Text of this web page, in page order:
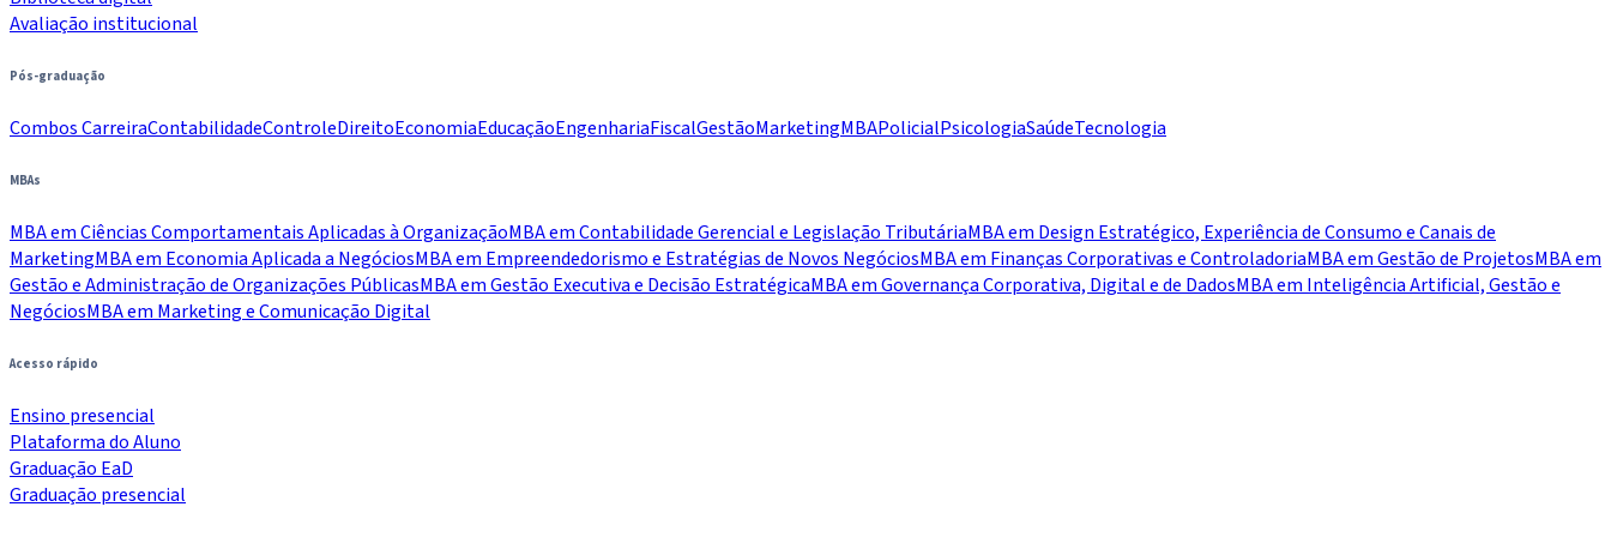
Avaliação institucional
Pós-graduação
Combos CarreiraContabilidadeControleDireitoEconomiaEducaçãoEngenhariaFiscalGestãoMarketingMBAPolicialPsicologiaSaúdeTecnologia
MBAs
MBA em Ciências Comportamentais Aplicadas à OrganizaçãoMBA em Contabilidade Gerencial e Legislação TributáriaMBA em Design Estratégico, Experiência de Consumo e Canais de
MarketingMBA em Economia Aplicada a NegóciosMBA em Empreendedorismo e Estratégias de Novos NegóciosMBA em Finanças Corporativas e ControladoriaMBA em Gestão de ProjetosMBA em
Gestão e Administração de Organizações PúblicasMBA em Gestão Executiva e Decisão EstratégicaMBA em Governança Corporativa, Digital e de DadosMBA em Inteligência Artificial, Gestão e
NegóciosMBA em Marketing e Comunicação Digital
Acesso rápido
Ensino presencial
Plataforma do Aluno
Graduação EaD
Graduação presencial